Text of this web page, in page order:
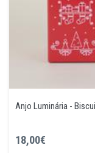
Anjo Luminária -
18,00€